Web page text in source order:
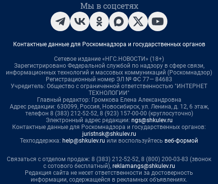
Мы в соцсетях
Контактные данные для Роскомнадзора и государственных органов
Сетевое издание «НГС.НОВОСТИ» (18+)
Зарегистрировано Федеральной службой по надзору в сфере связи,
информационных технологий и массовых коммуникаций (Роскомнадзор)
Регистрационный номер ЭЛ № ФС 77— 84683
Учредитель: Общество с ограниченной ответственностью "ИНТЕРНЕТ
ТЕХНОЛОГИИ"
Главный редактор: Громкова Елена Александровна
Адрес редакции: 630099, Россия, Новосибирск, ул. Ленина, д. 12, 6 этаж,
телефон 8 (383) 212-52-52, 8 (923) 157-00-00 (круглосуточно)
Электронный адрес редакции: ngs@shkulev.ru
Контактные данные для Роскомнадзора и государственных органов:
juristnsk@shkulev.ru
Техподдержка: help@shkulev.ru или воспользуйтесь веб-формой
Связаться с отделом продаж: 8 (383) 212-52-52, 8 (800) 200-03-83 (звонок
с сотового бесплатный), reklamangs@shkulev.ru
Редакция сайта не несет ответственности за достоверность
информации, содержащейся в рекламных объявлениях.